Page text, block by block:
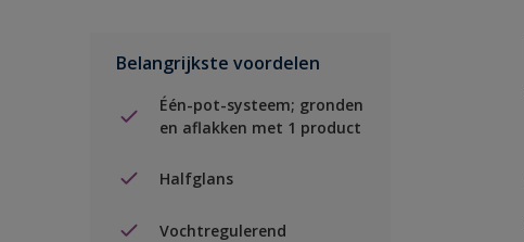
Belangrijkste voordelen
Één-pot-systeem; gronden
en aflakken met 1 product
Halfglans
Vochtregulerend